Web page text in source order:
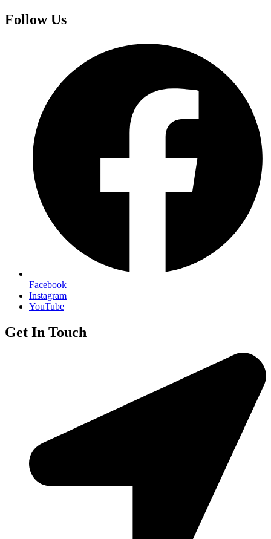
Follow Us
Facebook
Instagram
YouTube
Get In Touch